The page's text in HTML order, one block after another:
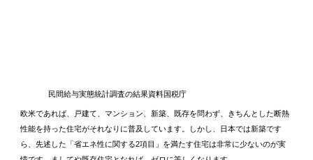
民間給与実態統計調査の結果資料国税庁
欧米であれば、戸建て、マンション、新築、既存を問わず、きちんとした断熱
性能を持った住宅がそれなりに普及しています。しかし、日本では新築です
ら、先述した「省エネ性に関する2項目」を満たす住宅は非常に少ないのが実